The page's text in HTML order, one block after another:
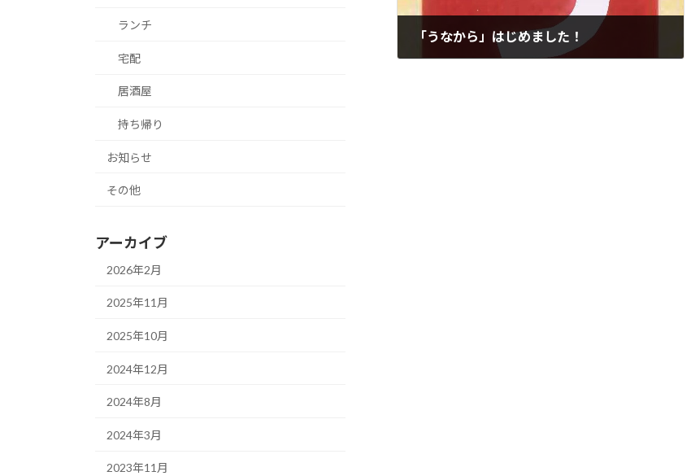
「うなから」はじめました！
ランチ
宅配
居酒屋
持ち帰り
お知らせ
その他
アーカイブ
2026年2月
2025年11月
2025年10月
2024年12月
2024年8月
2024年3月
2023年11月